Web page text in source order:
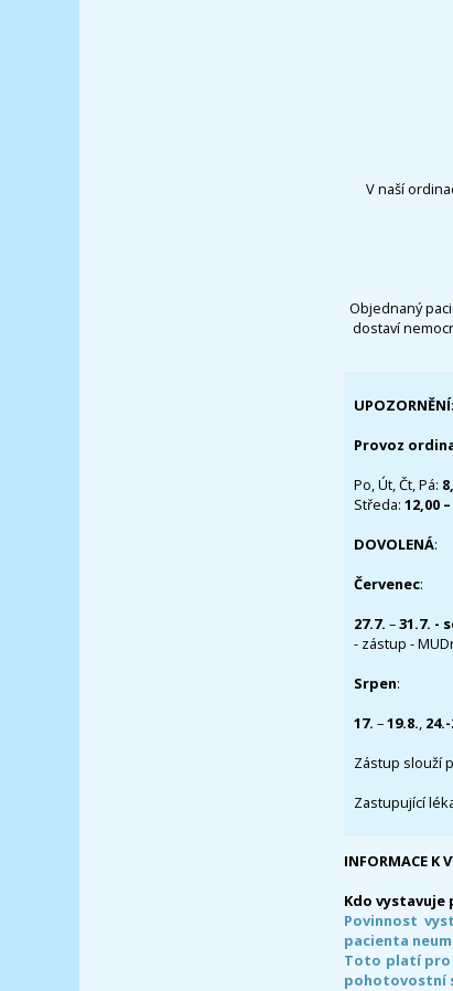
V naší
Objednaný
dostaví
UPOZORNĚNÍ:
Provoz
Po, Út, Čt, Pá:
Středa: 12,00
DOVOLENÁ:
Červenec:
27.7. –31.7. -
- zástup -
Srpen:
17. –19.8.,
Zástup slouží
Zastupující
INFORMACE K
Kdo vystavuje
Povinnost
pacienta
Toto platí pro
pohotovostní